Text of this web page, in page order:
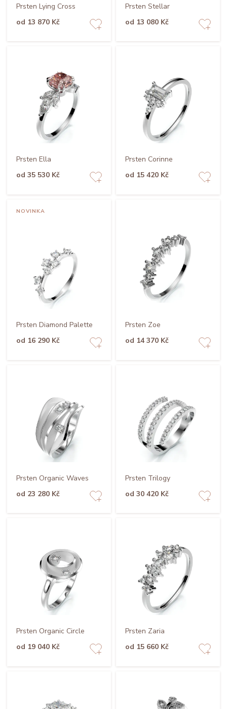
Prsten Lying Cross
od 13 870 Kč
Prsten Stellar
od 13 080 Kč
Prsten Ella
od 35 530 Kč
Prsten Corinne
od 15 420 Kč
NOVINKA
Prsten Diamond Palette
od 16 290 Kč
Prsten Zoe
od 14 370 Kč
Prsten Organic Waves
od 23 280 Kč
Prsten Trilogy
od 30 420 Kč
Prsten Organic Circle
od 19 040 Kč
Prsten Zaria
od 15 660 Kč